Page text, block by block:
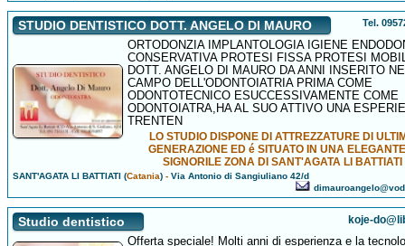
STUDIO DENTISTICO DOTT. ANGELO DI MAURO Tel.
ORTODONZIA IMPLANTOLOGIA IGIENE
CONSERVATIVA PROTESI FISSA PROTESI
DOTT. ANGELO DI MAURO DA ANNI INSERITO
CAMPO DELL'ODONTOIATRIA PRIMA COME
ODONTOTECNICO ESUCCESSIVAMENTE COME
ODONTOIATRA,HA AL SUO ATTIVO UNA
TRENTEN
LO STUDIO DISPONE DI ATTREZZATURE DI
GENERAZIONE ED é SITUATO IN UNA
SIGNORILE ZONA DI SANT'AGATA LI BATTIATI
SANT'AGATA LI BATTIATI (Catania) -Via Antonio di Sangiuliano 42/d
Studio dentistico koje-
Offerta speciale! Molti anni di esperienza e la